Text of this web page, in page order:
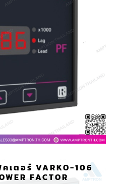
เตอร์ VARKO-106
FACTOR